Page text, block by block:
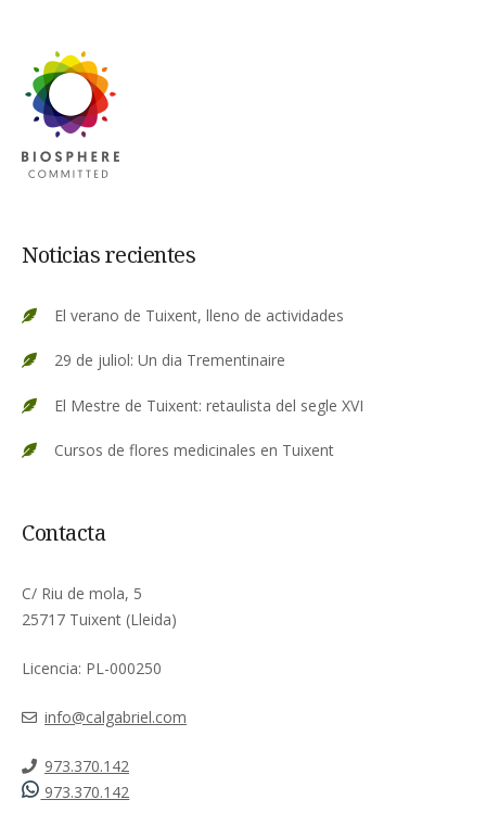
Noticias recientes
El verano de Tuixent, lleno de actividades
29 de juliol: Un dia Trementinaire
El Mestre de Tuixent: retaulista del segle XVI
Cursos de flores medicinales en Tuixent
Contacta
C/ Riu de mola, 5
25717 Tuixent (Lleida)
Licencia: PL-000250
info@calgabriel.com
973.370.142
973.370.142